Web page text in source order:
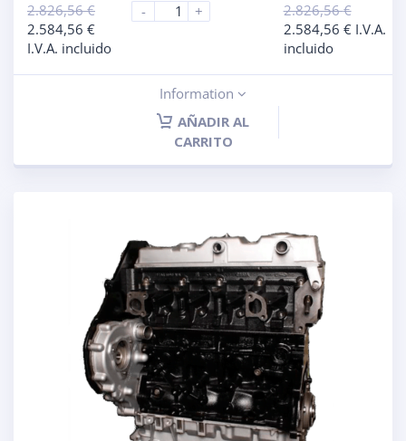
2.826,56€
2.584,56 €
I.V.A. incluido
- + 2.826,56€
2.584,56 € I.V.A.
incluido
Information
AÑADIR AL
CARRITO